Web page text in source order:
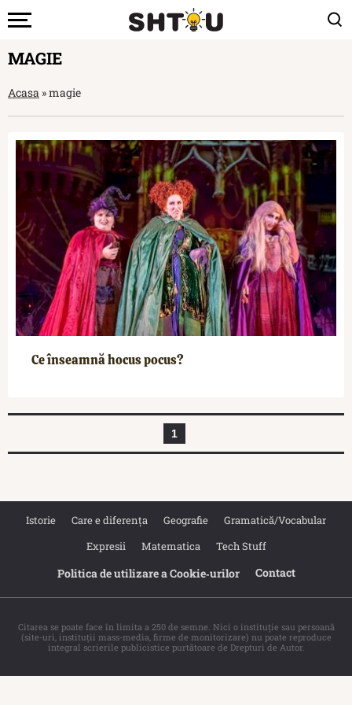
MAGIE
Acasa »magie
Ce înseamnă hocus pocus?
1
Istorie Care e diferența Geografie
Gramatică/Vocabular
Expresii
Matematica Tech Stuff
Politica de utilizare a Cookie‐urilor Contact
Citarea se poate face în limita a 250 de semne. Nici o instituţie sau persoană
(site-uri, instituţii mass-media, firme de monitorizare) nu poate reproduce
integral scrierile publicistice purtătoare de Drepturi de Autor.